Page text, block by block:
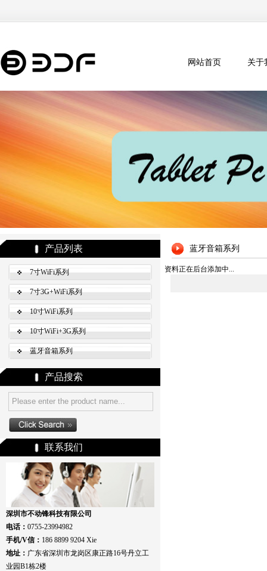
网站首页 关于
产品列表
7寸WiFi系列
7寸3G+WiFi系列
10寸WiFi系列
10寸WiFi+3G系列
蓝牙音箱系列
产品搜索
联系我们
深圳市不动锋科技有限公司
电话： 0755-23994982
手机/V信： 186 8899 9204 Xie
地址： 广东省深圳市龙岗区康正路16号丹立工
业园B1栋2楼
蓝牙音箱系列
资料正在后台添加中...